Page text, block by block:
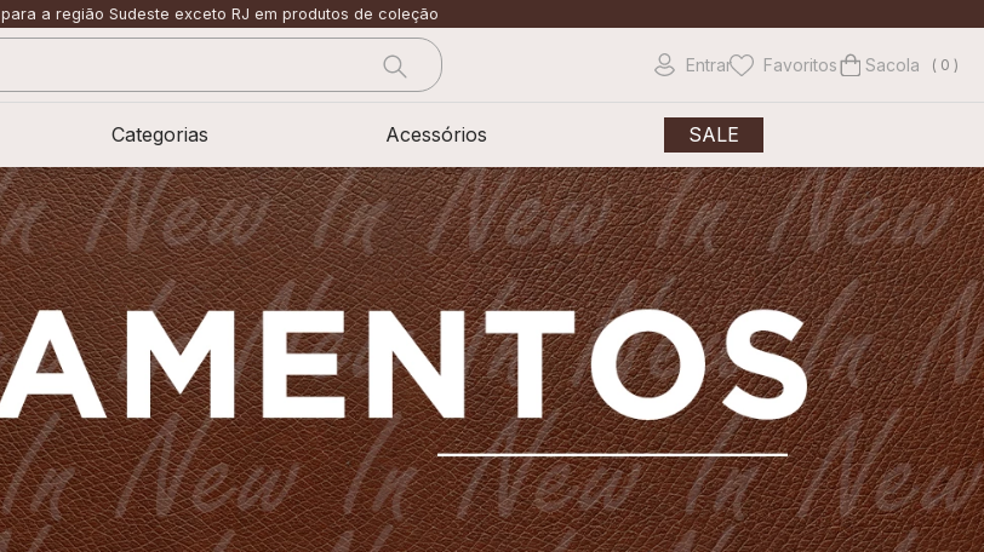
para a região Sudeste exceto RJ em produtos de coleção
Entrar Favoritos 0
Categorias Acessórios SALE